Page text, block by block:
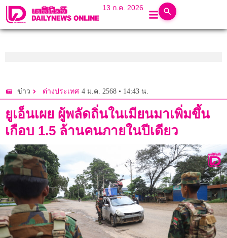
13 ก.ค. 2026
ข่าว ต่างประเทศ 4 ม.ค. 2568 • 14:43 น.
ยูเอ็นเผย ผู้พลัดถิ่นในเมียนมาเพิ่มขึ้น
เกือบ 1.5 ล้านคนภายในปีเดียว